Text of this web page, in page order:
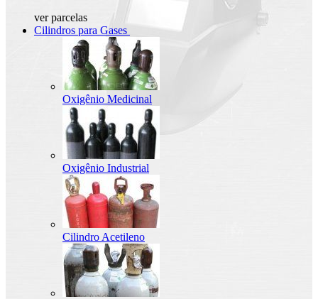
ver parcelas
Cilindros para Gases
Oxigênio Medicinal
Oxigênio Industrial
Cilindro Acetileno